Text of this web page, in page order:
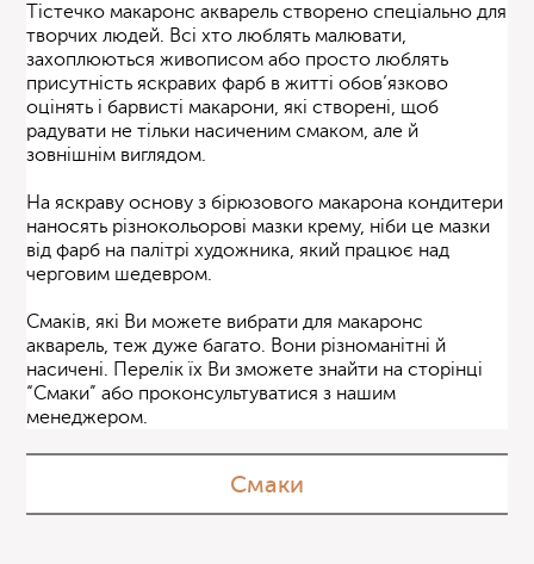
Тістечко макаронс акварель створено спеціально для
творчих людей. Всі хто люблять малювати,
захоплюються живописом або просто люблять
присутність яскравих фарб в житті обов’язково
оцінять і барвисті макарони, які створені, щоб
радувати не тільки насиченим смаком, але й
зовнішнім виглядом.
На яскраву основу з бірюзового макарона кондитери
наносять різнокольорові мазки крему, ніби це мазки
від фарб на палітрі художника, який працює над
черговим шедевром.
Смаків, які Ви можете вибрати для макаронс
акварель, теж дуже багато. Вони різноманітні й
насичені. Перелік їх Ви зможете знайти на сторінці
“Смаки” або проконсультуватися з нашим
менеджером.
Смаки